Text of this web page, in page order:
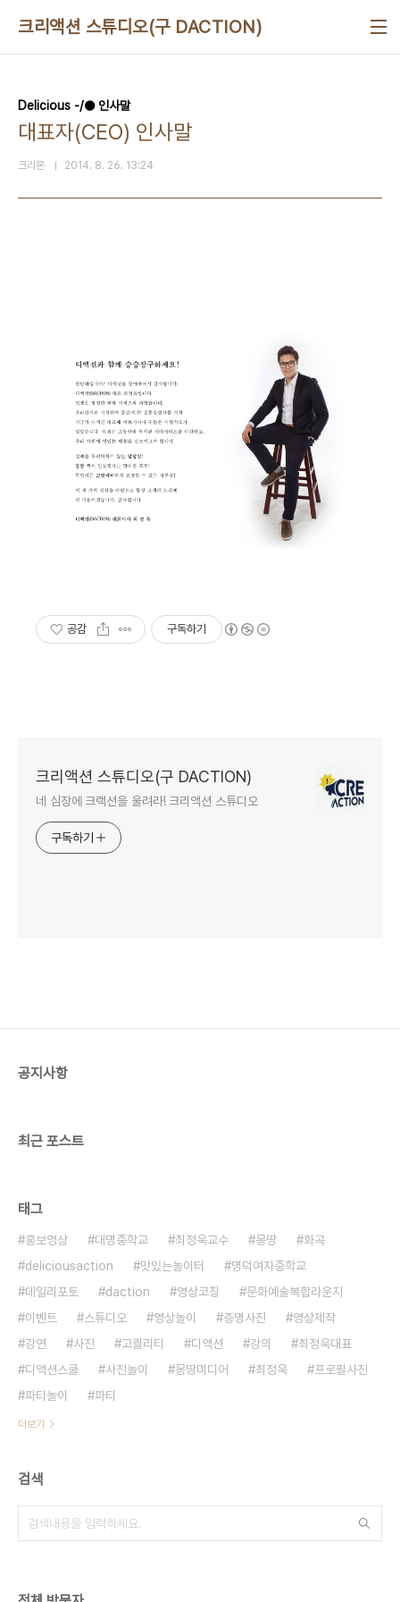
크리액션 스튜디오(구 DACTION)
Delicious -/● 인사말
대표자(CEO) 인사말
크리몬 2014. 8. 26. 13:24
공감 구독하기
크리액션 스튜디오(구 DACTION)
네 심장에 크랙션을 울려라! 크리액션 스튜디오
구독하기
공지사항
최근 포스트
태그
홍보영상 대명중학교 최정욱교수 몽땅
화곡
deliciousaction
맛있는놀이터
명덕여자중학교
데일리포토
daction 영상코칭
문화예술복합라운지
이벤트
스튜디오 영상놀이 증명사진
영상제작
강연
사진 고퀄리티 디액션 강의
최정욱대표
디액션스쿨
사진놀이 몽땅미디어 최정욱
프로필사진
파티놀이
파티
더보기
검색